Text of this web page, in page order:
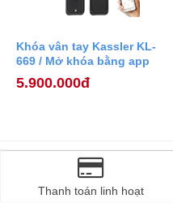
Khóa vân tay Kassler KL-
669 / Mở khóa bằng app
điện thoại-
5.900.000đ
Thanh toán linh hoạt